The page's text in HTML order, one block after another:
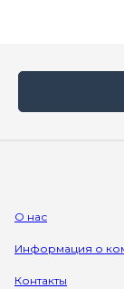
О нас
Информация о
Контакты